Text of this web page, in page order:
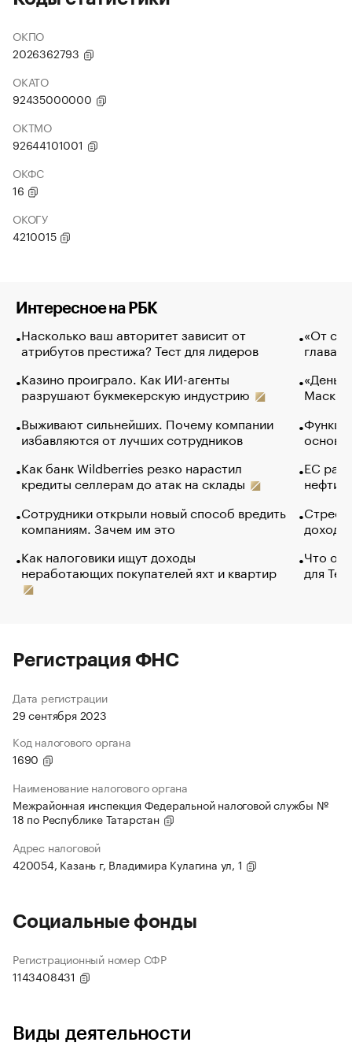
ОКПО
2026362793
ОКАТО
92435000000
ОКТМО
92644101001
ОКФС
16
ОКОГУ
4210015
Интересное на РБК
Насколько ваш авторитет зависит от
атрибутов престижа? Тест для лидеров
Казино проиграло. Как ИИ-агенты
разрушают букмекерскую индустрию
Выживают сильнейших. Почему компании
избавляются от лучших сотрудников
Как банк Wildberries резко нарастил
кредиты селлерам до атак на склады
Сотрудники открыли новый способ вредить
компаниям. Зачем им это
Как налоговики ищут доходы
неработающих покупателей яхт и квартир
«От
глава
Маск в
основ
ЕС
нефти
Что
для
Регистрация ФНС
Дата регистрации
29 сентября 2023
Код налогового органа
1690
Наименование налогового органа
Межрайонная инспекция Федеральной налоговой службы №
18 по Республике Татарстан
Адрес налоговой
420054, Казань г, Владимира Кулагина ул, 1
Социальные фонды
Регистрационный номер СФР
1143408431
Виды деятельности